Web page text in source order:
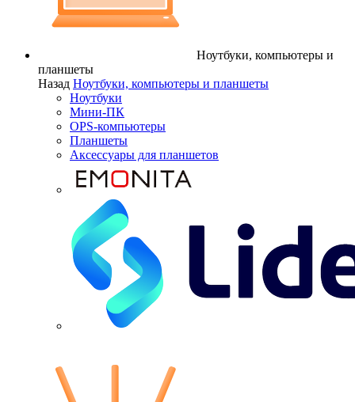
Ноутбуки, компьютеры и
планшеты
Назад Ноутбуки, компьютеры и планшеты
Ноутбуки
Мини-ПК
OPS-компьютеры
Планшеты
Аксессуары для планшетов